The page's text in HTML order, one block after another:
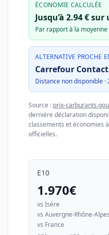
ÉCONOMIE CALCULÉE
Jusqu’à 2.94 €
Par rapport à la
ALTERNATIVE PROCHE
Carrefour
Distance non disponible
Source : prix-
dernière déclaration
classements et économies
officielles.
E10
1.970€
vs Isère
vs Auvergne-Rhône-Alpes
vs France